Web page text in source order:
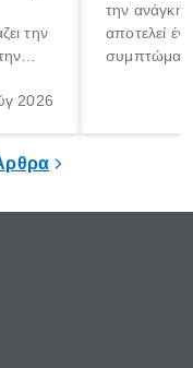
την
2026
την ανάγκη
αποτελεί